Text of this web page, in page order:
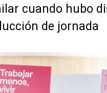
cuando hubo
de jornada